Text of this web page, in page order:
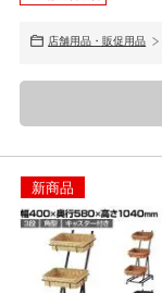
店舗用品・販促用品
新商品